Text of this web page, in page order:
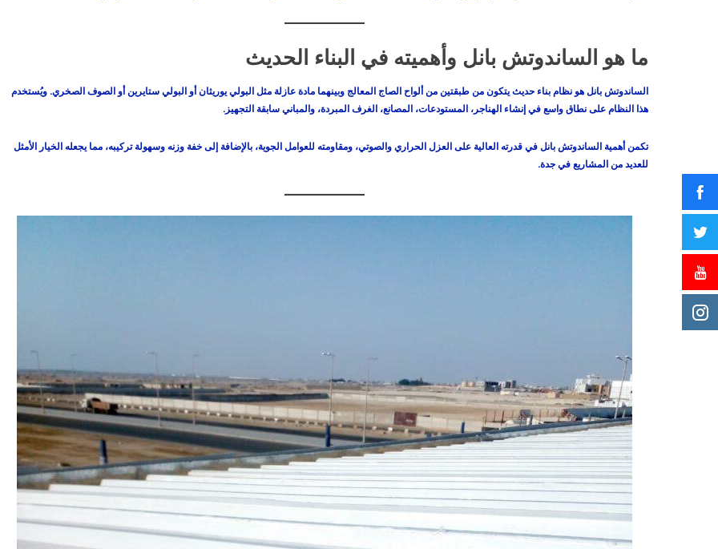
ما هو الساندوتش بانل وأهميته في البناء الحديث
الساندوتش بانل هو نظام بناء حديث يتكون من طبقتين من ألواح الصاج المعالج وبينهما مادة عازلة مثل البولي يوريثان أو البولي ستايرين أو الصوف الصخري. ويُستخدم
هذا النظام على نطاق واسع في إنشاء الهناجر، المستودعات، المصانع، الغرف المبردة، والمباني سابقة التجهيز.
تكمن أهمية الساندوتش بانل في قدرته العالية على العزل الحراري والصوتي، ومقاومته للعوامل الجوية، بالإضافة إلى خفة وزنه وسهولة تركيبه، مما يجعله الخيار الأمثل
للعديد من المشاريع في جدة.